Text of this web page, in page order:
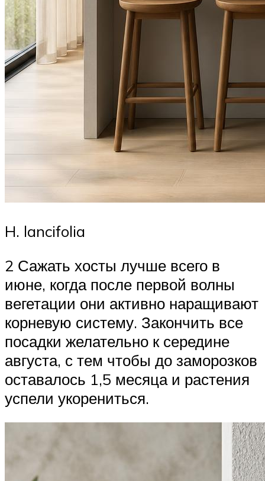
H. lancifolia
2 Сажать хосты лучше всего в
июне, когда после первой волны
вегетации они активно наращивают
корневую систему. Закончить все
посадки желательно к середине
августа, с тем чтобы до заморозков
оставалось 1,5 месяца и растения
успели укорениться.